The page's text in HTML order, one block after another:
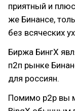
приятный и
же Бинансе,
без всяческих
Биржа БингХ
п2п рынке
для россиян.
Помимо p2p вы